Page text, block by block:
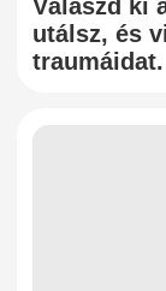
Válaszd ki
utálsz, és
traumáidat.